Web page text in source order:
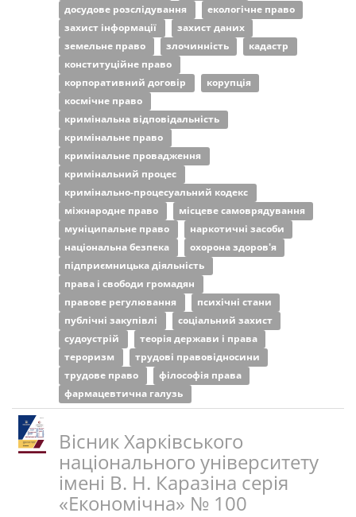
досудове розслідування
екологічне право
захист інформації
захист даних
земельне право
злочинність
кадастр
конституційне право
корпоративний договір
корупція
космічне право
кримінальна відповідальність
кримінальне право
кримінальне провадження
кримінальний процес
кримінально-процесуальний кодекс
міжнародне право
місцеве самоврядування
муніципальне право
наркотичні засоби
національна безпека
охорона здоров'я
підприємницька діяльність
права і свободи громадян
правове регулювання
психічні стани
публічні закупівлі
соціальний захист
судоустрій
теорія держави і права
тероризм
трудові правовідносини
трудове право
філософія права
фармацевтична галузь
Вісник Харківського
національного університету
імені В. Н. Каразіна серія
«Економічна» № 100